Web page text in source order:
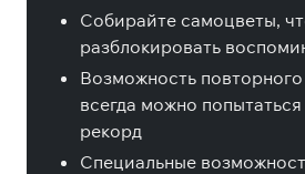
Собирайте самоцветы,
разблокировать
Возможность
всегда можно
рекорд
Специальные